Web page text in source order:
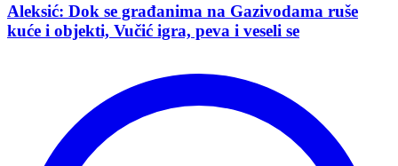
Aleksić: Dok se građanima na Gazivodama ruše
kuće i objekti, Vučić igra, peva i veseli se